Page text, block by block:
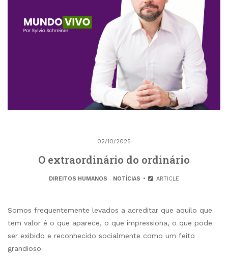
02/10/2025
O extraordinário do ordinário
DIREITOS HUMANOS . NOTÍCIAS ARTICLE
Somos frequentemente levados a acreditar que aquilo que
tem valor é o que aparece, o que impressiona, o que pode
ser exibido e reconhecido socialmente como um feito
grandioso